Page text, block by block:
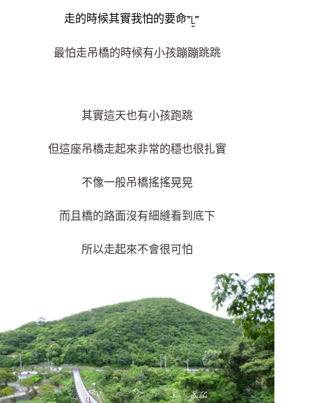
走的時候其實我怕的要命
最怕走吊橋的時候有小孩蹦蹦跳跳
其實這天也有小孩跑跳
但這座吊橋走起來非常的穩也很扎實
不像一般吊橋搖搖晃晃
而且橋的路面沒有細縫看到底下
所以走起來不會很可怕